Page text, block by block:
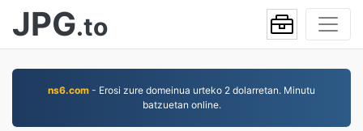
JPG.to
ns6.com - Erosi zure domeinua urteko 2 dolarretan. Minutu
batzuetan online.